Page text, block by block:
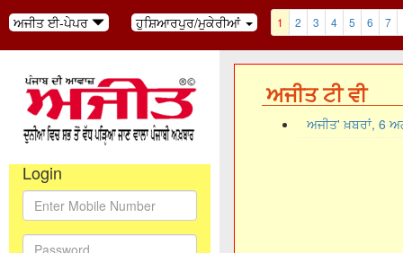
ਅਜੀਤ ਈ-ਪੇਪਰ ਹੁਸ਼ਿਆਰਪੁਰ/ਮੁਕੇਰੀਆਂ 1 2 3 4 5 6 7
Login
ਅਜੀਤ ਟੀ ਵੀ
ਅਜੀਤ' ਖ਼ਬਰਾਂ, 6